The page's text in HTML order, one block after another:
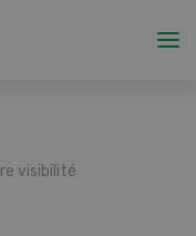
visibilité